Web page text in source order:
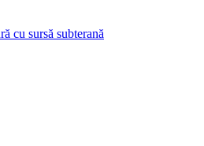
cu sursă subterană